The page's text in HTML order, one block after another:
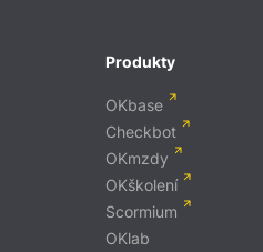
Produkty
OKbase
Checkbot
OKmzdy
OKškolení
Scormium
OKlab